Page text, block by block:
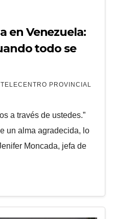
en Venezuela:
todo se
TELECENTRO PROVINCIAL
a través de ustedes.”
un alma agradecida, lo
Moncada, jefa de